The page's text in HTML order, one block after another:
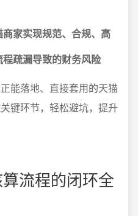
家实现规范、合规、高
疏漏导致的财务风险
能落地、直接套用的天猫
键环节，轻松避坑，提升
流程的闭环全